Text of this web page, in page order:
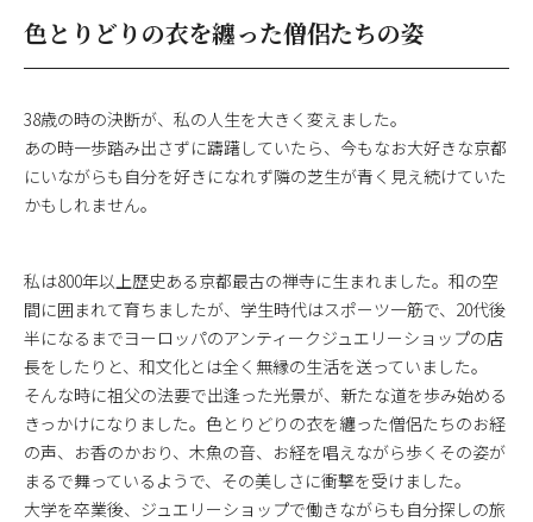
色とりどりの衣を纏った僧侶たちの姿
38歳の時の決断が、私の人生を大きく変えました。
あの時一歩踏み出さずに躊躇していたら、今もなお大好きな京都
にいながらも自分を好きになれず隣の芝生が青く見え続けていた
かもしれません。
私は800年以上歴史ある京都最古の禅寺に生まれました。和の空
間に囲まれて育ちましたが、学生時代はスポーツ一筋で、20代後
半になるまでヨーロッパのアンティークジュエリーショップの店
長をしたりと、和文化とは全く無縁の生活を送っていました。
そんな時に祖父の法要で出逢った光景が、新たな道を歩み始める
きっかけになりました。色とりどりの衣を纏った僧侶たちのお経
の声、お香のかおり、木魚の音、お経を唱えながら歩くその姿が
まるで舞っているようで、その美しさに衝撃を受けました。
大学を卒業後、ジュエリーショップで働きながらも自分探しの旅